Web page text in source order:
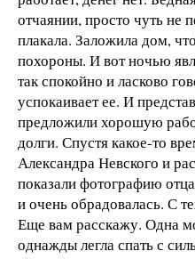
отчаянии, просто чуть не
плакала. Заложила дом,
похороны. И вот ночью
так спокойно и ласково
успокаивает ее. И
предложили хорошую
долги. Спустя какое-то
Александра Невского и
показали фотографию
и очень обрадовалась. С
Еще вам расскажу. Одна
однажды легла спать с